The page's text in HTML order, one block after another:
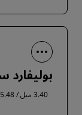
3.40 ميل / 5.48 كم من الفندق